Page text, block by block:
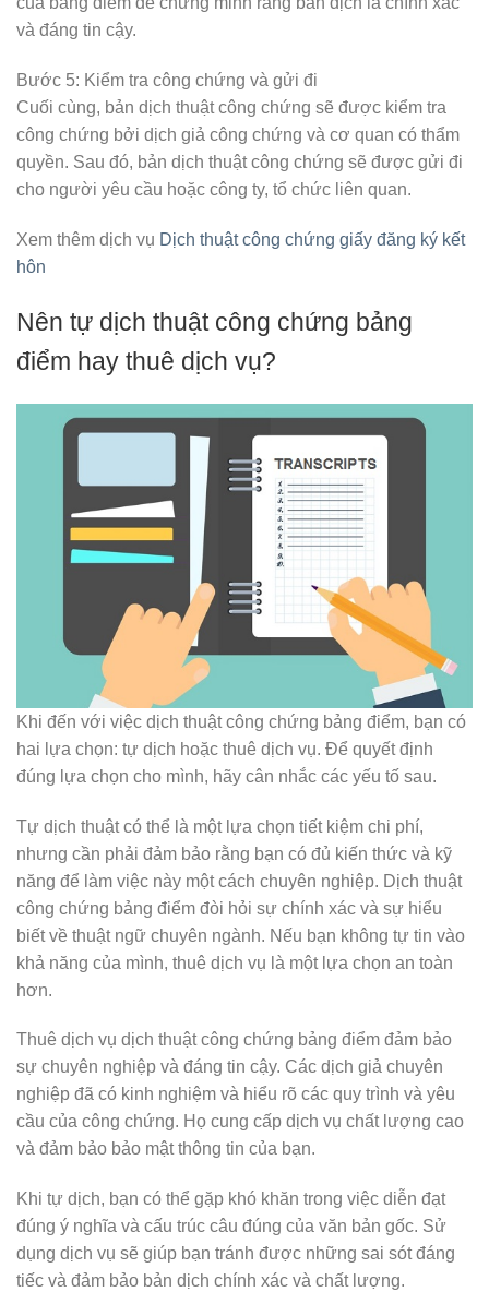
và đáng tin cậy.
Bước 5: Kiểm tra công chứng và gửi đi
Cuối cùng, bản dịch thuật công chứng sẽ được kiểm tra
công chứng bởi dịch giả công chứng và cơ quan có thẩm
quyền. Sau đó, bản dịch thuật công chứng sẽ được gửi đi
cho người yêu cầu hoặc công ty, tổ chức liên quan.
Xem thêm dịch vụ Dịch thuật công chứng giấy đăng ký kết
hôn
Nên tự dịch thuật công chứng bảng
điểm hay thuê dịch vụ?
Khi đến với việc dịch thuật công chứng bảng điểm, bạn có
hai lựa chọn: tự dịch hoặc thuê dịch vụ. Để quyết định
đúng lựa chọn cho mình, hãy cân nhắc các yếu tố sau.
Tự dịch thuật có thể là một lựa chọn tiết kiệm chi phí,
nhưng cần phải đảm bảo rằng bạn có đủ kiến thức và kỹ
năng để làm việc này một cách chuyên nghiệp. Dịch thuật
công chứng bảng điểm đòi hỏi sự chính xác và sự hiểu
biết về thuật ngữ chuyên ngành. Nếu bạn không tự tin vào
khả năng của mình, thuê dịch vụ là một lựa chọn an toàn
hơn.
Thuê dịch vụ dịch thuật công chứng bảng điểm đảm bảo
sự chuyên nghiệp và đáng tin cậy. Các dịch giả chuyên
nghiệp đã có kinh nghiệm và hiểu rõ các quy trình và yêu
cầu của công chứng. Họ cung cấp dịch vụ chất lượng cao
và đảm bảo bảo mật thông tin của bạn.
Khi tự dịch, bạn có thể gặp khó khăn trong việc diễn đạt
đúng ý nghĩa và cấu trúc câu đúng của văn bản gốc. Sử
dụng dịch vụ sẽ giúp bạn tránh được những sai sót đáng
tiếc và đảm bảo bản dịch chính xác và chất lượng.